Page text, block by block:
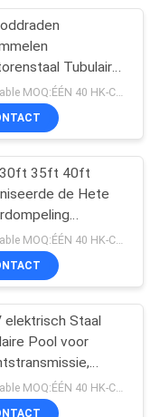
70
van
Tubulaire
33kv 220kv
negotiable MOQ:ÉÉN 40 HK-CONTAINER
35ft 40ft
de Hete
Pool,
Pool
elektrisch Staal
Pool voor
2008-